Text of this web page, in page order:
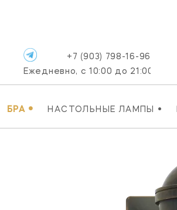
БРА • НАСТОЛЬНЫЕ ЛАМПЫ •
+7 (903) 798-16-96
Ежедневно, с 10:00 до 21:00